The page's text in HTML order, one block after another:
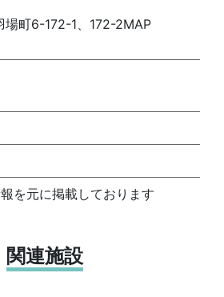
場町6-172-1、172-2MAP
を元に掲載しております
関連施設